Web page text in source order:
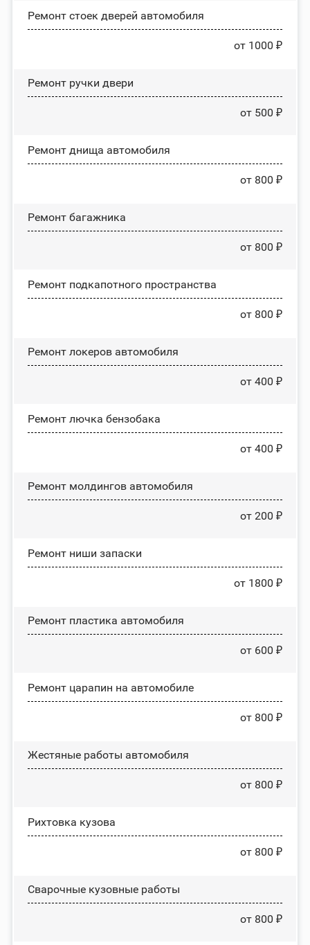
Ремонт стоек дверей автомобиля
от 1000 ₽
Ремонт ручки двери
от 500 ₽
Ремонт днища автомобиля
от 800 ₽
Ремонт багажника
от 800 ₽
Ремонт подкапотного пространства
от 800 ₽
Ремонт лoĸepoв автомобиля
от 400 ₽
Ремонт лючка бензобака
от 400 ₽
Ремонт молдингов автомобиля
от 200 ₽
Ремонт ниши запаски
от 1800 ₽
Ремонт пластика автомобиля
от 600 ₽
Ремонт царапин на автомобиле
от 800 ₽
Жестяные работы автомобиля
от 800 ₽
Рихтовка кузова
от 800 ₽
Сварочные кузовные работы
от 800 ₽